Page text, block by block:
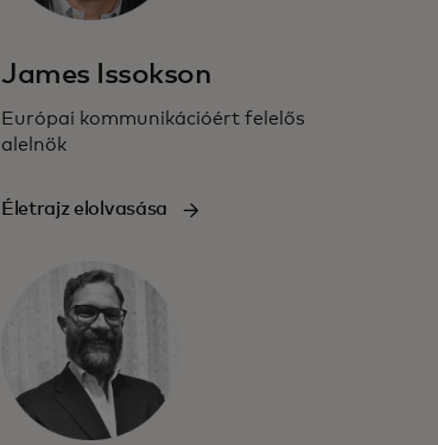
James Issokson
Európai kommunikációért felelős
alelnök
Életrajz elolvasása